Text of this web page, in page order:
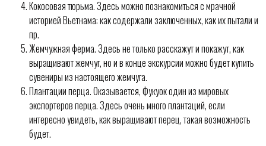
Кокосовая тюрьма. Здесь можно познакомиться с мрачной
историей Вьетнама: как содержали заключенных, как их пытали и
пр.
Жемчужная ферма. Здесь не только расскажут и покажут, как
выращивают жемчуг, но и в конце экскурсии можно будет купить
сувениры из настоящего жемчуга.
Плантации перца. Оказывается, Фукуок один из мировых
экспортеров перца. Здесь очень много плантаций, если
интересно увидеть, как выращивают перец, такая возможность
будет.